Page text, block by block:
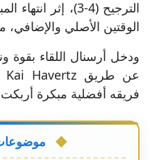
الوقتين الأصلي
ودخل أرسنال اللقاء بقوة
فريقه أفضلية مبكرة